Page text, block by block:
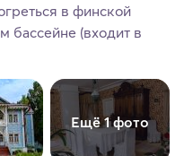
в финской
бассейне (входит в
Ещё 1 фото